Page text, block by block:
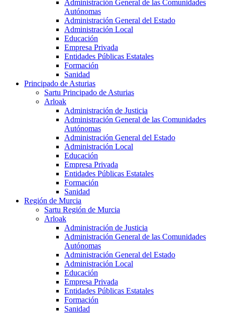
Administración General de las Comunidades
Autónomas
Administración General del Estado
Administración Local
Educación
Empresa Privada
Entidades Públicas Estatales
Formación
Sanidad
Principado de Asturias
Sartu Principado de Asturias
Arloak
Administración de Justicia
Administración General de las Comunidades
Autónomas
Administración General del Estado
Administración Local
Educación
Empresa Privada
Entidades Públicas Estatales
Formación
Sanidad
Región de Murcia
Sartu Región de Murcia
Arloak
Administración de Justicia
Administración General de las Comunidades
Autónomas
Administración General del Estado
Administración Local
Educación
Empresa Privada
Entidades Públicas Estatales
Formación
Sanidad